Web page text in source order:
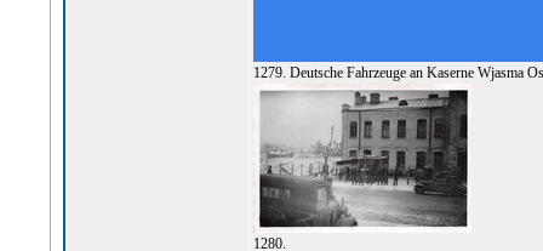
1279. Deutsche Fahrzeuge an Kaserne Wjasma
1280.